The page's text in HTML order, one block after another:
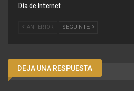
Día de Internet
ANTERIOR SEGUINTE
DEJA UNA RESPUESTA